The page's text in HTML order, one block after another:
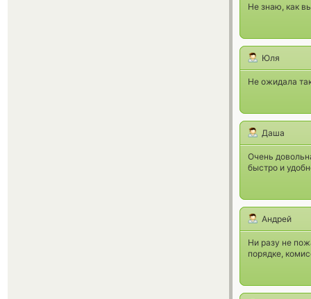
Не знаю, как
Юля
Не ожидала
Даша
Очень
быстро и
Андрей
Ни разу не
порядке,